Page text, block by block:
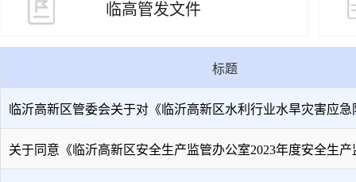
临高管发文件
标题
临沂高新区管委会关于对《临沂高新区水利行业水旱灾害应
关于同意《临沂高新区安全生产监管办公室2023年度安全生